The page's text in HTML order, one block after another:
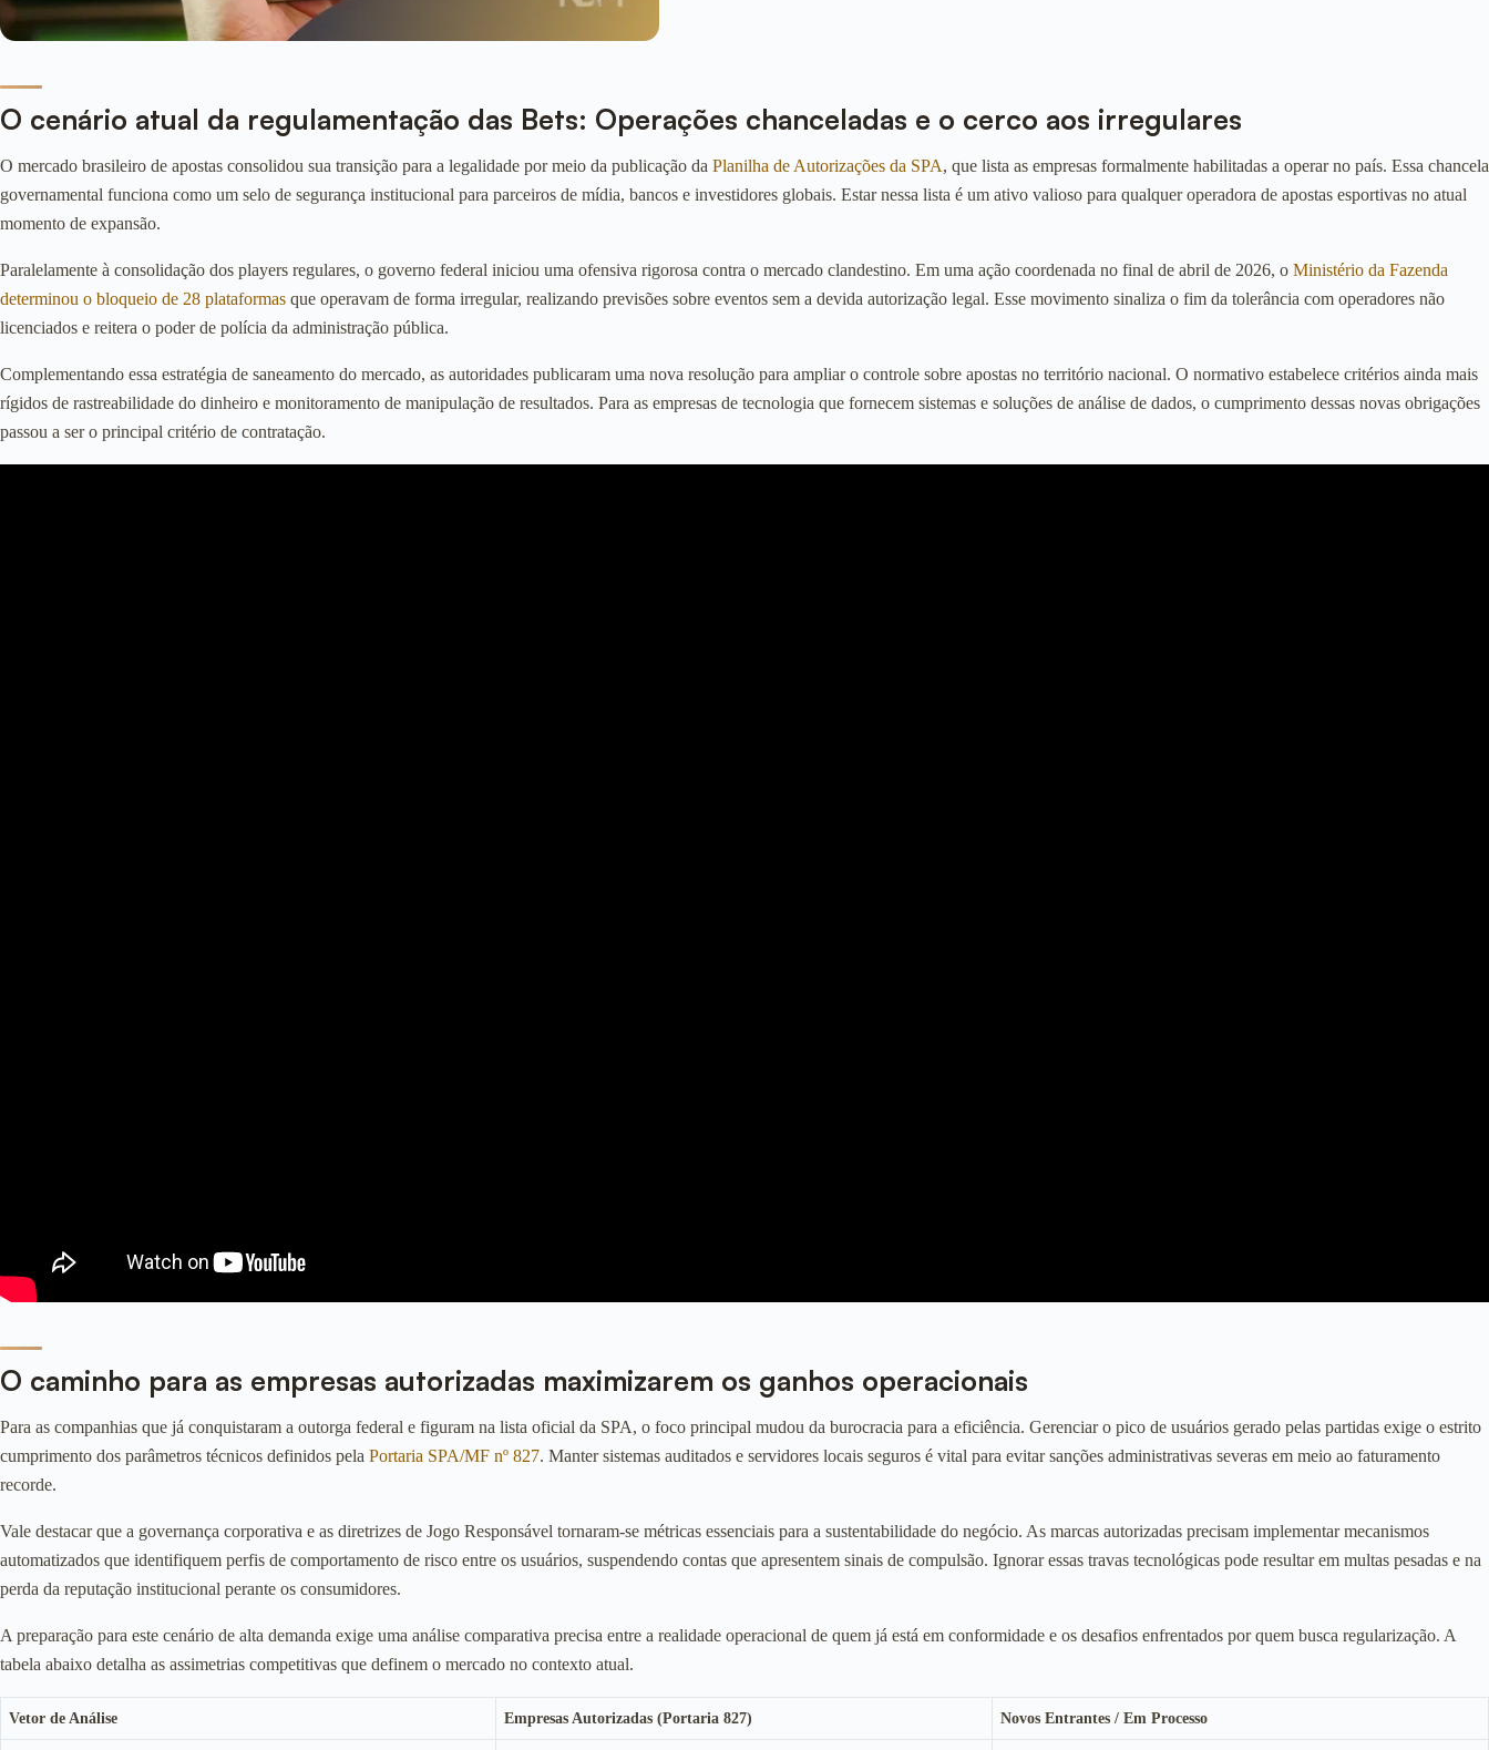
O cenário atual da regulamentação das Bets: Operações chanceladas e o cerco aos irregulares
O mercado brasileiro de apostas consolidou sua transição para a legalidade por meio da publicação da Planilha de Autorizações da SPA, que lista as empresas formalmente habilitadas a operar no país. Essa chancela
governamental funciona como um selo de segurança institucional para parceiros de mídia, bancos e investidores globais. Estar nessa lista é um ativo valioso para qualquer operadora de apostas esportivas no atual
momento de expansão.
Paralelamente à consolidação dos players regulares, o governo federal iniciou uma ofensiva rigorosa contra o mercado clandestino. Em uma ação coordenada no final de abril de 2026, o Ministério da Fazenda
determinou o bloqueio de 28 plataformas que operavam de forma irregular, realizando previsões sobre eventos sem a devida autorização legal. Esse movimento sinaliza o fim da tolerância com operadores não
licenciados e reitera o poder de polícia da administração pública.
Complementando essa estratégia de saneamento do mercado, as autoridades publicaram uma nova resolução para ampliar o controle sobre apostas no território nacional. O normativo estabelece critérios ainda mais
rígidos de rastreabilidade do dinheiro e monitoramento de manipulação de resultados. Para as empresas de tecnologia que fornecem sistemas e soluções de análise de dados, o cumprimento dessas novas obrigações
passou a ser o principal critério de contratação.
O caminho para as empresas autorizadas maximizarem os ganhos operacionais
Para as companhias que já conquistaram a outorga federal e figuram na lista oficial da SPA, o foco principal mudou da burocracia para a eficiência. Gerenciar o pico de usuários gerado pelas partidas exige o estrito
cumprimento dos parâmetros técnicos definidos pela Portaria SPA/MF nº 827. Manter sistemas auditados e servidores locais seguros é vital para evitar sanções administrativas severas em meio ao faturamento
recorde.
Vale destacar que a governança corporativa e as diretrizes de Jogo Responsável tornaram-se métricas essenciais para a sustentabilidade do negócio. As marcas autorizadas precisam implementar mecanismos
automatizados que identifiquem perfis de comportamento de risco entre os usuários, suspendendo contas que apresentem sinais de compulsão. Ignorar essas travas tecnológicas pode resultar em multas pesadas e na
perda da reputação institucional perante os consumidores.
A preparação para este cenário de alta demanda exige uma análise comparativa precisa entre a realidade operacional de quem já está em conformidade e os desafios enfrentados por quem busca regularização. A
tabela abaixo detalha as assimetrias competitivas que definem o mercado no contexto atual.
Vetor de Análise Empresas Autorizadas (Portaria 827) Novos Entrantes / Em Processo